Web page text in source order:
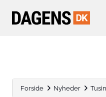
Forside Nyheder